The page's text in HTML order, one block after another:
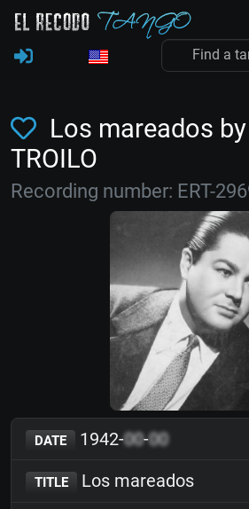
Los mareados by
TROILO
Recording number: ERT-
DATE 1942-00-00
TITLE Los mareados